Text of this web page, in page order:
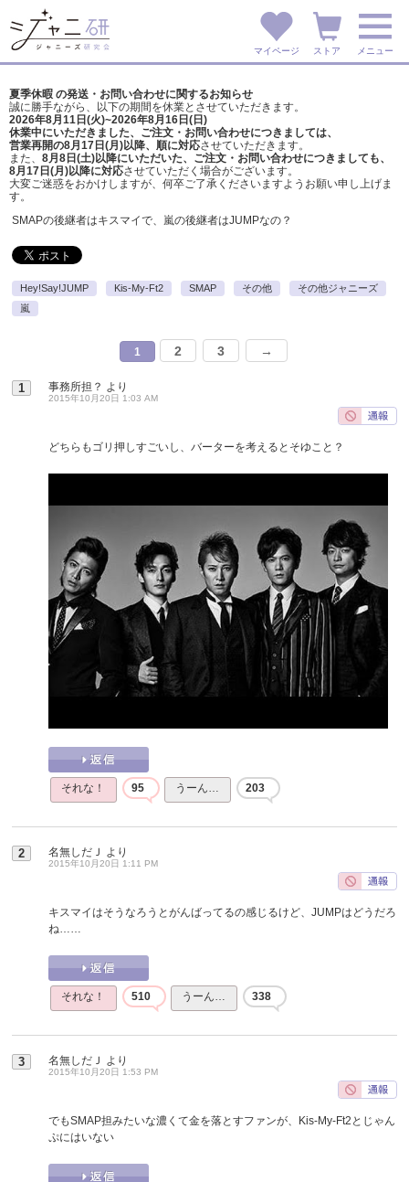
マイページ ストア メニュー
夏季休暇 の発送・お問い合わせに関するお知らせ
誠に勝手ながら、以下の期間を休業とさせていただきます。
2026年8月11日(火)~2026年8月16日(日)
休業中にいただきました、ご注文・お問い合わせにつきましては、
営業再開の8月17日(月)以降、順に対応させていただきます。
また、 8月8日(土)以降にいただいた、ご注文・ お問い合わせにつきましても、
8月17日(月)以降に対応させていただく場合がございます。
大変ご迷惑をおかけしますが、 何卒ご了承くださいますようお願い申し上げま
す。
SMAPの後継者はキスマイで、嵐の後継者はJUMPなの？
Hey!Say!JUMP Kis-My-Ft2 SMAP その他
その他ジャニーズ
嵐
1 2 3 →
1 事務所担？ より
2015年10月20日 1:03 AM
どちらもゴリ押しすごいし、バーターを考えるとそゆこと？
それな！ 95 うーん… 203
2 名無しだＪ より
2015年10月20日 1:11 PM
キスマイはそうなろうとがんばってるの感じるけど、JUMPはどうだろ
ね……
それな！ 510 うーん… 338
3 名無しだＪ より
2015年10月20日 1:53 PM
でもSMAP担みたいな濃くて金を落とすファンが、Kis-My-Ft2とじゃん
ぷにはいない